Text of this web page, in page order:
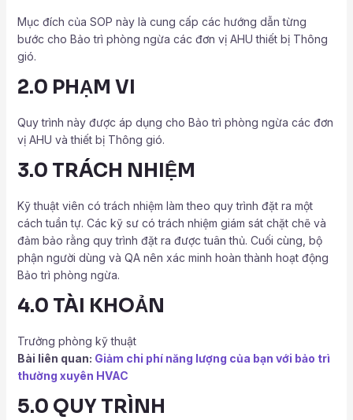
Mục đích của SOP này là cung cấp các hướng dẫn từng
bước cho Bảo trì phòng ngừa các đơn vị AHU thiết bị Thông
gió.
2.0 PHẠM VI
Quy trình này được áp dụng cho Bảo trì phòng ngừa các đơn
vị AHU và thiết bị Thông gió.
3.0 TRÁCH NHIỆM
Kỹ thuật viên có trách nhiệm làm theo quy trình đặt ra một
cách tuần tự. Các kỹ sư có trách nhiệm giám sát chặt chẽ và
đảm bảo rằng quy trình đặt ra được tuân thủ. Cuối cùng, bộ
phận người dùng và QA nên xác minh hoàn thành hoạt động
Bảo trì phòng ngừa.
4.0 TÀI KHOẢN
Trưởng phòng kỹ thuật
Bài liên quan: Giảm chi phí năng lượng của bạn với bảo trì
thường xuyên HVAC
5.0 QUY TRÌNH